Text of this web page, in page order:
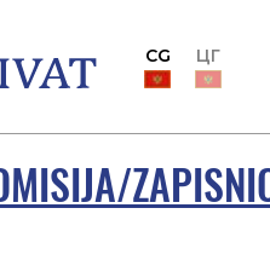
CG ЦГ